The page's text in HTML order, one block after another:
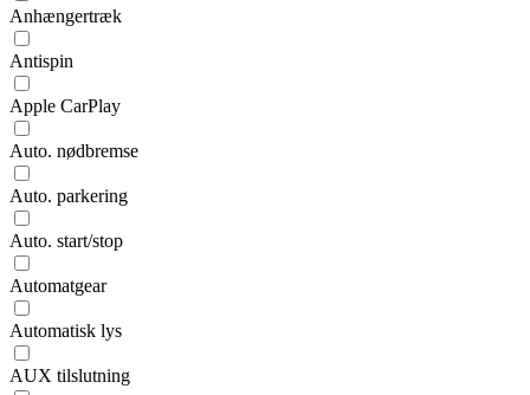
Anhængertræk
Antispin
Apple CarPlay
Auto. nødbremse
Auto. parkering
Auto. start/stop
Automatgear
Automatisk lys
AUX tilslutning